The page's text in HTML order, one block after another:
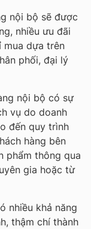
nội bộ sẽ được
nhiều ưu đãi
mua dựa trên
phối, đại lý
nội bộ có sự
vụ do doanh
đến quy trình
hàng bên
phẩm thông qua
gia hoặc từ
nhiều khả năng
thậm chí thành